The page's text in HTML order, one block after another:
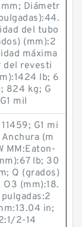
Diámetr
del tubo
(mm):2
máxima
del revesti
lb; 6
824 kg; G
mil
G1 mi
(m
MM:Eaton-
lb; 30
Q (grados)
(mm):18.
in;
2-14